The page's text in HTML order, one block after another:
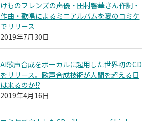
けものフレンズの声優・田村響華さん作詞・
作曲・歌唱によるミニアルバムを夏のコミケ
でリリース
2019年7月30日
AI歌声合成をボーカルに起用した世界初のCD
をリリース。歌声合成技術が人間を超える日
は来るのか!?
2019年4月16日